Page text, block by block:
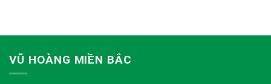
VŨ HOÀNG MIỀN BẮC